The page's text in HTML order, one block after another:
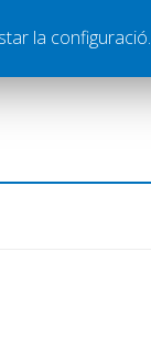
la configuració.